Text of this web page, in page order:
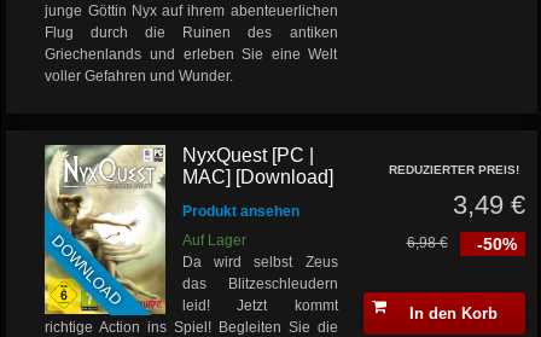
junge Göttin Nyx auf ihrem abenteuerlichen
Flug durch die Ruinen des antiken
Griechenlands und erleben Sie eine Welt
voller Gefahren und Wunder.
DOWNLOAD
NyxQuest [PC |
MAC] [Download]
Produkt ansehen
Auf Lager
Da wird selbst Zeus
das Blitzeschleudern
leid! Jetzt kommt
richtige Action ins Spiel! Begleiten Sie die
REDUZIERTER PREIS!
3,49 €
-50%
6,98 €
In den Korb